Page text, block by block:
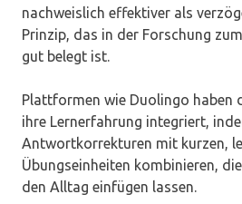
nachweislich effektiver als
Prinzip, das in der Forschung
gut belegt ist.
Plattformen wie Duolingo haben
ihre Lernerfahrung integriert,
Antwortkorrekturen mit kurzen,
Übungseinheiten kombinieren,
den Alltag einfügen lassen.